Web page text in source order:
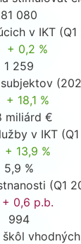
81 080
v IKT (Q1
+ 0,2 %
1 259
+ 18,1 %
miliárd €
v IKT (Q1
+ 13,9 %
5,9 %
(Q1
+ 0,6 p.b.
994